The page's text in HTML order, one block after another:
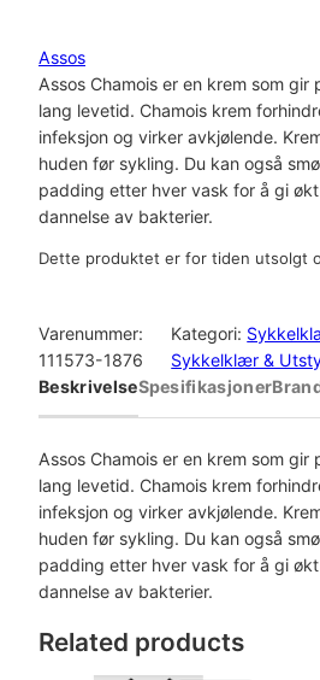
Assos
Assos Chamois er en krem som
lang levetid. Chamois krem
infeksjon og virker avkjølende.
huden før sykling. Du kan også
padding etter hver vask for å gi
dannelse av bakterier.
Dette produktet er for tiden utsolgt
Varenummer:
111573-1876
Kategori:
Sykkelklær &
BeskrivelseSpesifikasjoner
Assos Chamois er en krem som
lang levetid. Chamois krem
infeksjon og virker avkjølende.
huden før sykling. Du kan også
padding etter hver vask for å gi
dannelse av bakterier.
Related products